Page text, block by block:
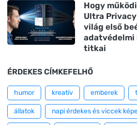
Hogy
Ultra
világ első
adatvédelmi
titkai
ÉRDEKES CÍMKEFELHŐ
humor kreatív emberek
állatok napi érdekes és viccek